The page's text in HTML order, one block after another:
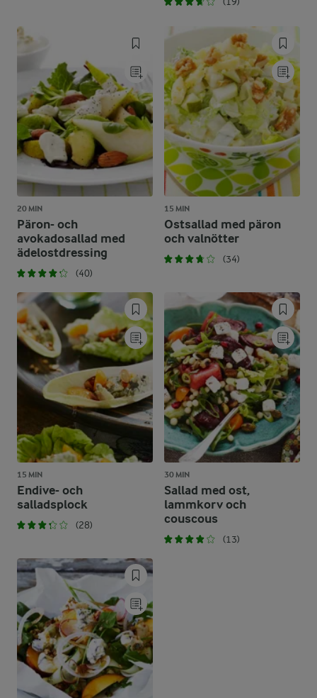
20 MIN
Päron- och
avokadosallad med
ädelostdressing
(40)
15 MIN
Ostsallad med päron
och valnötter
(34)
15 MIN
Endive- och
salladsplock
(28)
30 MIN
Sallad med ost,
lammkorv och
couscous
(13)